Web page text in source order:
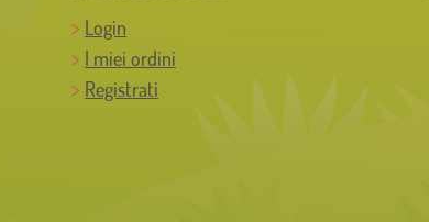
Login
I miei ordini
Registrati